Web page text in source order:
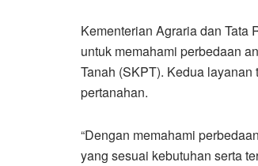
Kementerian Agraria dan Tata
untuk memahami perbedaan
Tanah (SKPT). Kedua
pertanahan.
“Dengan memahami
yang sesuai kebutuhan serta